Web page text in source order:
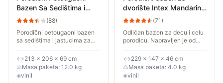
Bazen Sa Sedištima i
Naslonima Za Glavu
(88)
Porodični petougaoni bazen
sa sedištima i jastucima za
213 x 206 x 69 cm.
Projektovana količina vode je
575 litara....
↔213 × 206 × 69 cm
⚖Masa paketa: 12.0 kg
◈vinil
dvorište Intex Mandarin
Swim Center 57181
(71)
Odličan bazen za decu i celu
porodicu. Napravljen je od
je oblika i kada se napuni
70% (da dubina vode bude
oko 33...
↔229 × 147 × 46 cm
⚖Masa paketa: 4.0 kg
◈vinil